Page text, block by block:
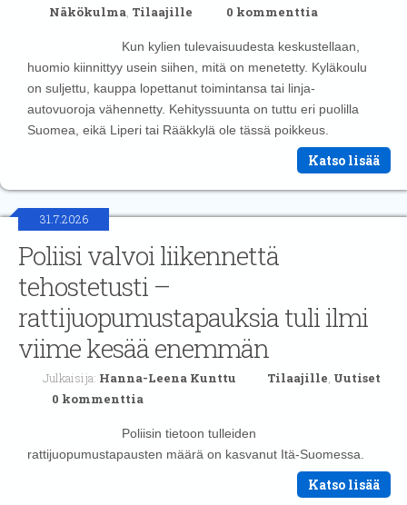
Näkökulma, Tilaajille 0 kommenttia
Kun kylien tulevaisuudesta keskustellaan,
huomio kiinnittyy usein siihen, mitä on menetetty. Kyläkoulu
on suljettu, kauppa lopettanut toimintansa tai linja-
autovuoroja vähennetty. Kehityssuunta on tuttu eri puolilla
Suomea, eikä Liperi tai Rääkkylä ole tässä poikkeus.
Katso lisää
31.7.2026
Poliisi valvoi liikennettä
tehostetusti –
rattijuopumustapauksia tuli ilmi
viime kesää enemmän
Julkaisija: Hanna-Leena Kunttu Tilaajille, Uutiset
0 kommenttia
Poliisin tietoon tulleiden
rattijuopumustapausten määrä on kasvanut Itä-Suomessa.
Katso lisää